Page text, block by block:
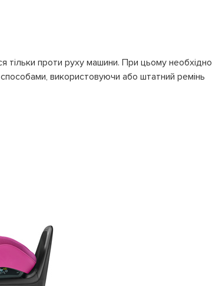
тільки проти руху машини. При цьому необхідно
використовуючи або штатний ремінь